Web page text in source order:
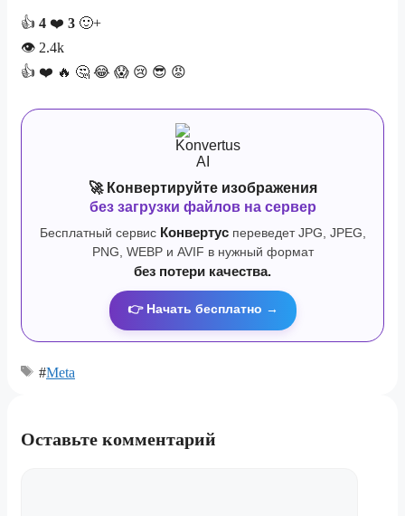
👍 4 ❤️ 3 🙂+
👁 2.4k
👍 ❤️ 🔥 🤔 😂 😱 😢 😎 😡
🚀 Конвертируйте изображения
без загрузки файлов на сервер
Бесплатный сервис Конвертуспереведет JPG, JPEG,
PNG, WEBP и AVIF в нужный формат
без потери качества.
👉 Начать бесплатно →
#Meta
Оставьте комментарий